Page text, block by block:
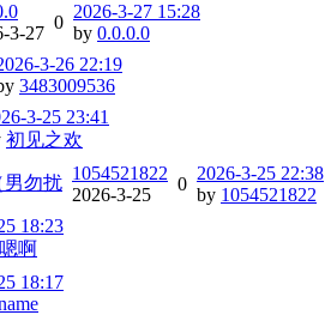
3-27
0
2026-3-27 15:28
by 0.0.0.0
3-26 22:19
3483009536
3-25 23:41
初见之欢
男勿扰 1054521822
2026-3-25
0
2026-3-25 22:38
by 1054521822
18:23
啊
18:17